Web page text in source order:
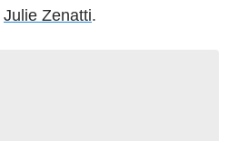
Julie Zenatti.